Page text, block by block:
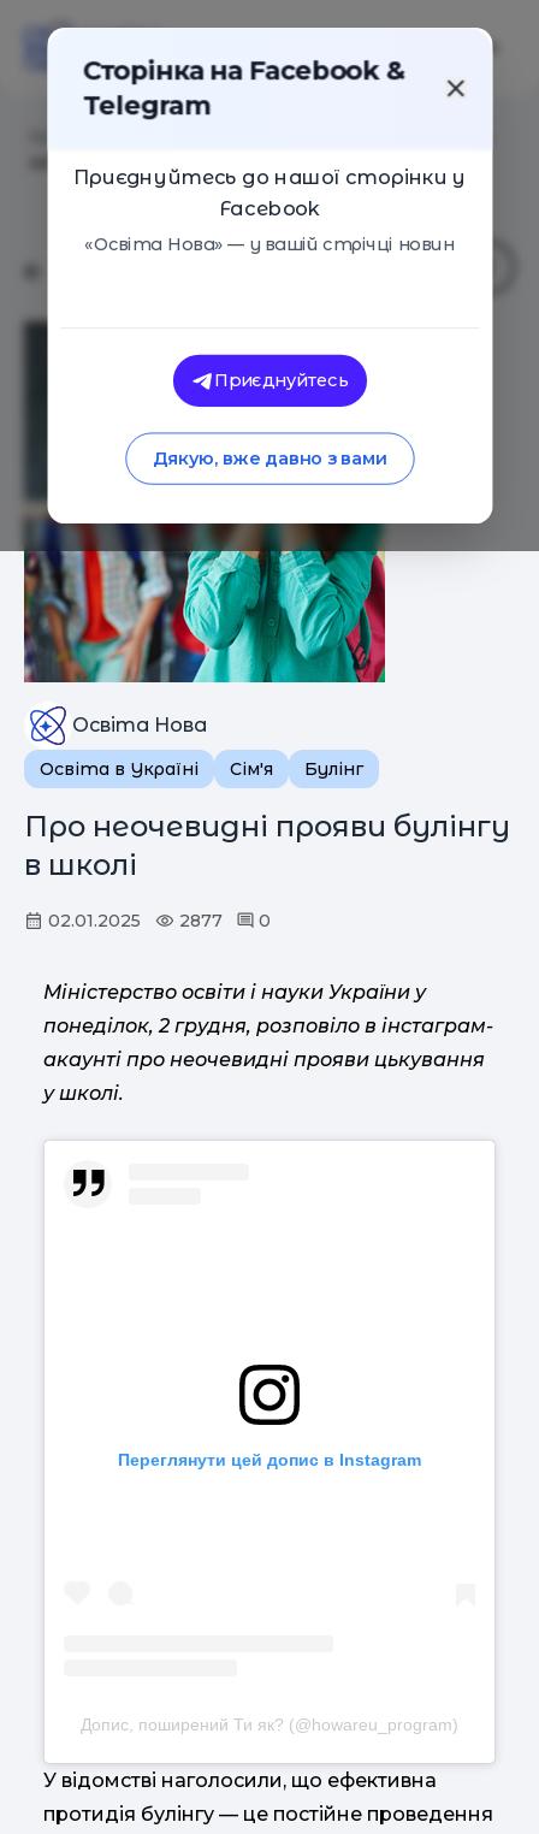
Освіта Нова
Освіта в Україні Сім'я Булінг
Про неочевидні прояви булінгу
в школі
02.01.2025 2877 0
Міністерство освіти і науки України у
понеділок, 2 грудня, розповіло в інстаграм-
акаунті про неочевидні прояви цькування
у школі.
Переглянути цей допис в Instagram
Допис, поширений Ти як? (@howareu_program)
У відомстві наголосили, що ефективна
протидія булінгу — це постійне проведення
Сторінка на Facebook &
Telegram
Приєднуйтесь до нашої сторінки у
Facebook
«Освіта Нова» — у вашій стрічці новин
Приєднуйтесь
Дякую, вже давно з вами